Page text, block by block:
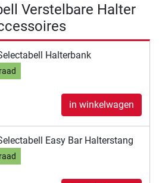
Verstelbare Halter
Halterbank
in winkelwagen
Easy Bar Halterstang